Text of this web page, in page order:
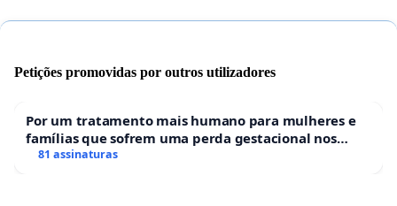
Petições promovidas por outros utilizadores
Por um tratamento mais humano para mulheres e
famílias que sofrem uma perda gestacional nos
hospitais portugueses
81 assinaturas